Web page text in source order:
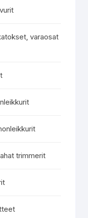
varaosat
trimmerit